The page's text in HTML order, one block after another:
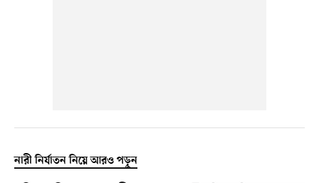
নারী নির্যাতন নিয়ে আরও পড়ুন